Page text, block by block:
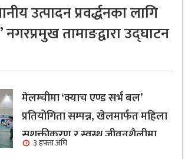
उत्पादन प्रवर्द्धनका लागि
तामाङद्वारा उद्घाटन
मेलम्चीमा ‘क्याच एण्ड सर्भ बल’
प्रतियोगिता सम्पन्न, खेलमार्फत महिला
सशक्तीकरण र स्वस्थ जीवनशैलीमा
जोड
३ हफ्ता अघि